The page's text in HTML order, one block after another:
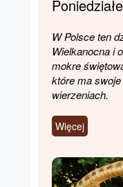
W Polsce ten
Wielkanocna i
mokre
które ma
wierzeniach.
Więcej